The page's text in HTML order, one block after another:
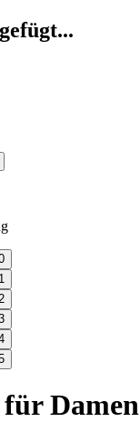
Damen